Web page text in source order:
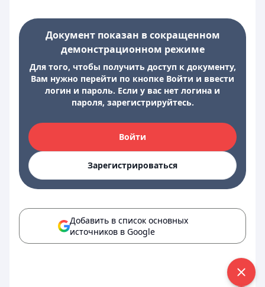
Документ показан в сокращенном
демонстрационном режиме
Для того, чтобы получить доступ к документу,
Вам нужно перейти по кнопке Войти и ввести
логин и пароль. Если у вас нет логина и
пароля, зарегистрируйтесь.
Войти
Зарегистрироваться
Добавить в список основных
источников в Google